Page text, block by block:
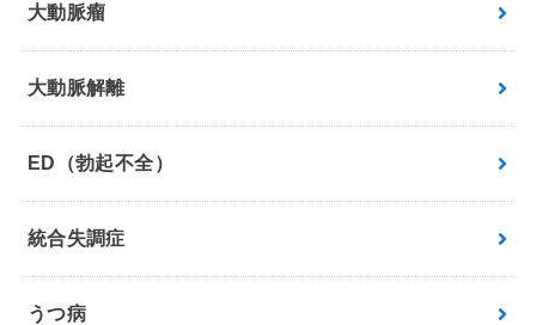
大動脈瘤
大動脈解離
ED（勃起不全）
統合失調症
うつ病